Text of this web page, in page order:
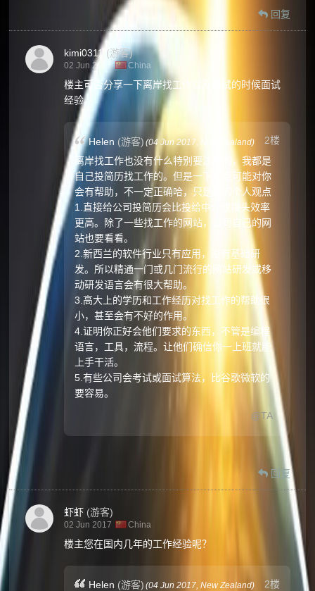
回复
kimi0311 (游客)
02 Jun 2017 China
楼主可否分享一下离岸找工作以及面试的时候面试
经验
2楼
Helen (游客) (04 Jun 2017, New Zealand)
离岸找工作也没有什么特别要注意的，我都是
自己投简历找工作的。但是一下几点可能对你
会有帮助，不一定正确哈，只是我的个人观点
1.直接给公司投简历会比投给中介或猎头效率
更高。除了一些找工作的网站，公司自己的网
站也要看看。
2.新西兰的软件行业只有应用，没有基础研
发。所以精通一门或几门流行的网站研发或移
动研发语言会有很大帮助。
3.高大上的学历和工作经历对找工作的帮助很
小，甚至会有不好的作用。
4.证明你正好会他们要求的东西，不管是编程
语言，工具，流程。让他们确信你一上班就能
上手干活。
5.有些公司会考试或面试算法，比谷歌微软的
要容易。
@TA
回复
虾虾 (游客)
02 Jun 2017 China
楼主您在国内几年的工作经验呢？
2楼
Helen (游客) (04 Jun 2017,New Zealand)